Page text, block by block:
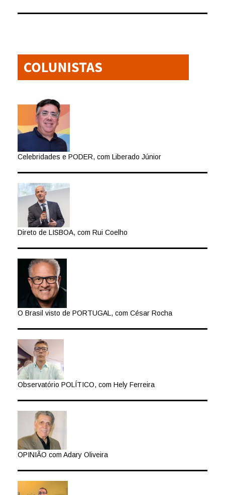
Celebridades e PODER, com Liberado Júnior
Direto de LISBOA, com Rui Coelho
O Brasil visto de PORTUGAL, com César Rocha
Observatório POLÍTICO, com Hely Ferreira
OPINIÃO com Adary Oliveira